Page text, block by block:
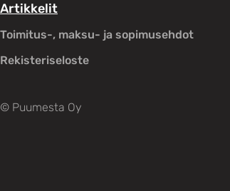
Artikkelit
Toimitus-, maksu- ja sopimusehdot
Rekisteriseloste
© Puumesta Oy